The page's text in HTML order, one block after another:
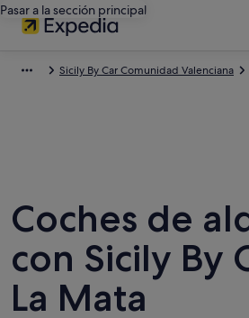
Pasar a la sección principal
Sicily By Car Comunidad Valenciana
Coches de
con Sicily By
La Mata